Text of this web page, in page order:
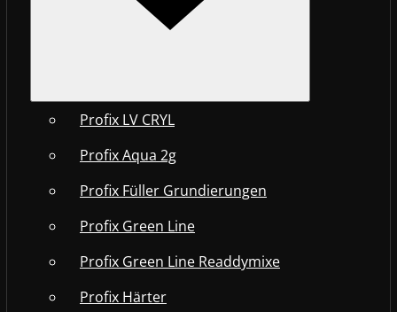
Profix LV CRYL
Profix Aqua 2g
Profix Füller Grundierungen
Profix Green Line
Profix Green Line Readdymixe
Profix Härter